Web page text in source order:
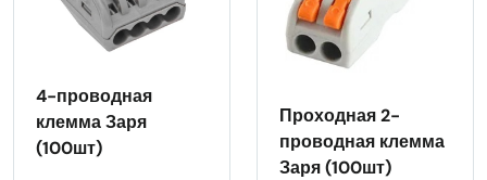
4-проводная
клемма Заря
(100шт)
Проходная 2-
проводная клемма
Заря (100шт)